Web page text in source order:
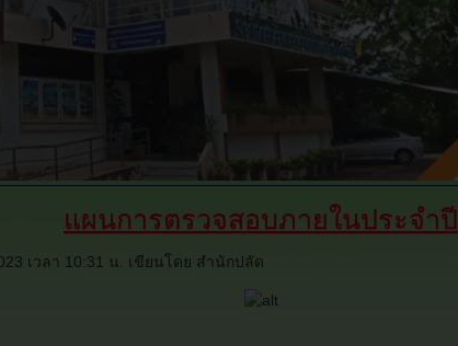
แผนการตรวจสอบภายในประจำปี
เวลา 10:31 น. เขียนโดย สำนักปลัด